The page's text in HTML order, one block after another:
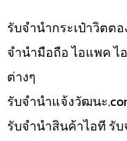
รับจำนำกระเป๋าวิตต
จำนำมือถือ ไอแพค ไ
ต่างๆ
รับจํานําแจ้งวัฒนะ
รับจำนำสินค้าไอที รั